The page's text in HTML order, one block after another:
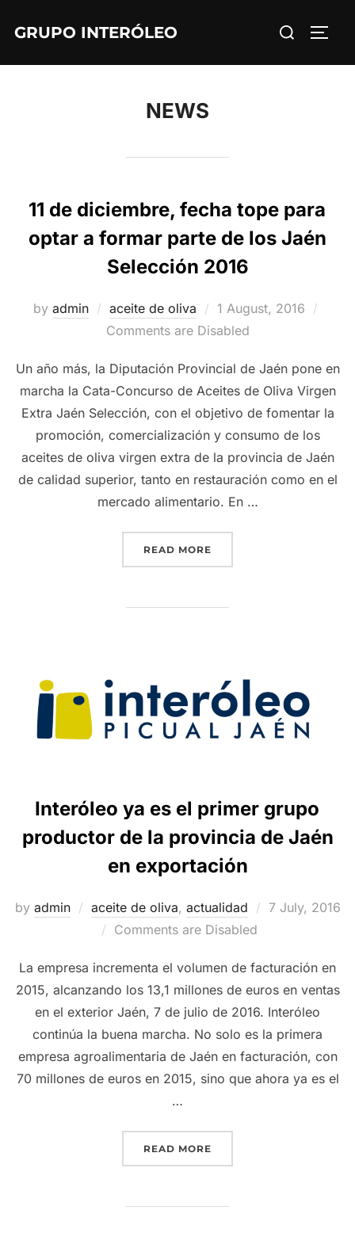
GRUPO INTERÓLEO
Search
NEWS
11 de diciembre, fecha tope para
optar a formar parte de los Jaén
Selección 2016
by admin aceite de oliva
Posted
on
1 August, 2016
Comments are Disabled
Un año más, la Diputación Provincial de Jaén pone en
marcha la Cata-Concurso de Aceites de Oliva Virgen
Extra Jaén Selección, con el objetivo de fomentar la
promoción, comercialización y consumo de los
aceites de oliva virgen extra de la provincia de Jaén
de calidad superior, tanto en restauración como en el
mercado alimentario. En …
READ MORE
Interóleo ya es el primer grupo
productor de la provincia de Jaén
en exportación
by admin aceite de oliva, actualidad
Posted
7 July, 2016
Comments are Disabled
La empresa incrementa el volumen de facturación en
2015, alcanzando los 13,1 millones de euros en ventas
en el exterior Jaén, 7 de julio de 2016. Interóleo
continúa la buena marcha. No solo es la primera
empresa agroalimentaria de Jaén en facturación, con
70 millones de euros en 2015, sino que ahora ya es el
…
READ MORE